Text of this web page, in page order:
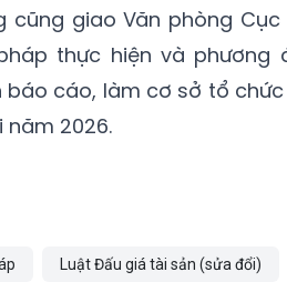
cũng giao Văn phòng
thực hiện và phương
báo cáo, làm cơ sở tổ
2026.
Luật Đấu giá tài sản (sửa đổi)